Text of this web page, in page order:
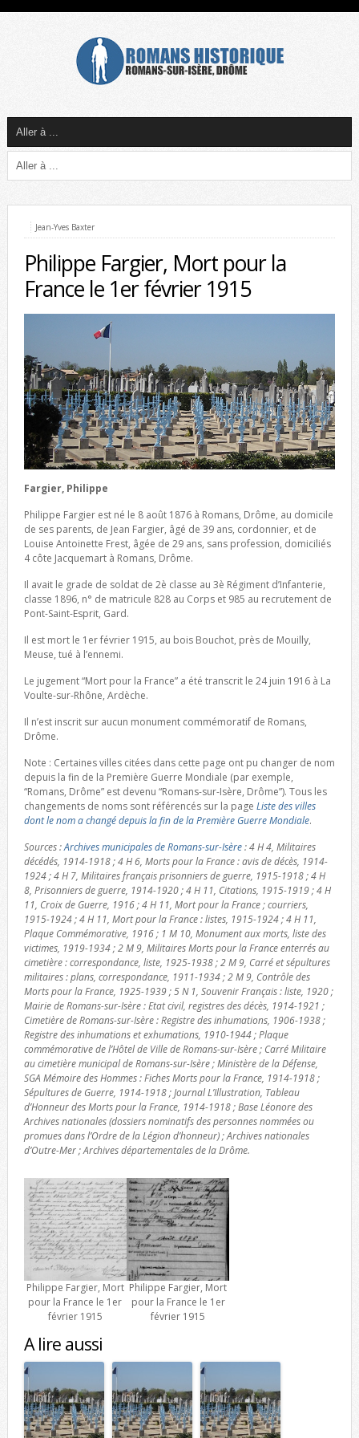
Jean-Yves Baxter
Philippe Fargier, Mort pour la
France le 1er février 1915
Fargier, Philippe
Philippe Fargier est né le 8 août 1876 à Romans, Drôme, au domicile
de ses parents, de Jean Fargier, âgé de 39 ans, cordonnier, et de
Louise Antoinette Frest, âgée de 29 ans, sans profession, domiciliés
4 côte Jacquemart à Romans, Drôme.
Il avait le grade de soldat de 2è classe au 3è Régiment d’Infanterie,
classe 1896, n° de matricule 828 au Corps et 985 au recrutement de
Pont-Saint-Esprit, Gard.
Il est mort le 1er février 1915, au bois Bouchot, près de Mouilly,
Meuse, tué à l’ennemi.
Le jugement “Mort pour la France” a été transcrit le 24 juin 1916 à La
Voulte-sur-Rhône, Ardèche.
Il n’est inscrit sur aucun monument commémoratif de Romans,
Drôme.
Note : Certaines villes citées dans cette page ont pu changer de nom
depuis la fin de la Première Guerre Mondiale (par exemple,
“Romans, Drôme” est devenu “Romans-sur-Isère, Drôme”). Tous les
changements de noms sont référencés sur la page Liste des villes
dont le nom a changé depuis la fin de la Première Guerre Mondiale.
Sources :Archives municipales de Romans-sur-Isère: 4 H 4, Militaires
décédés, 1914-1918 ; 4 H 6, Morts pour la France : avis de décès, 1914-
1924 ; 4 H 7, Militaires français prisonniers de guerre, 1915-1918 ; 4 H
8, Prisonniers de guerre, 1914-1920 ; 4 H 11, Citations, 1915-1919 ; 4 H
11, Croix de Guerre, 1916 ; 4 H 11, Mort pour la France ; courriers,
1915-1924 ; 4 H 11, Mort pour la France : listes, 1915-1924 ; 4 H 11,
Plaque Commémorative, 1916 ; 1 M 10, Monument aux morts, liste des
victimes, 1919-1934 ; 2 M 9, Militaires Morts pour la France enterrés au
cimetière : correspondance, liste, 1925-1938 ; 2 M 9, Carré et sépultures
militaires : plans, correspondance, 1911-1934 ; 2 M 9, Contrôle des
Morts pour la France, 1925-1939 ; 5 N 1, Souvenir Français : liste, 1920 ;
Mairie de Romans-sur-Isère : Etat civil, registres des décès, 1914-1921 ;
Cimetière de Romans-sur-Isère : Registre des inhumations, 1906-1938 ;
Registre des inhumations et exhumations, 1910-1944 ; Plaque
commémorative de l’Hôtel de Ville de Romans-sur-Isère ; Carré Militaire
au cimetière municipal de Romans-sur-Isère ; Ministère de la Défense,
SGA Mémoire des Hommes : Fiches Morts pour la France, 1914-1918 ;
Sépultures de Guerre, 1914-1918 ; Journal L’Illustration, Tableau
d’Honneur des Morts pour la France, 1914-1918 ; Base Léonore des
Archives nationales (dossiers nominatifs des personnes nommées ou
promues dans l’Ordre de la Légion d’honneur) ; Archives nationales
d’Outre-Mer ; Archives départementales de la Drôme.
Philippe Fargier, Mort
pour la France le 1er
février 1915
Philippe Fargier, Mort
pour la France le 1er
février 1915
A lire aussi